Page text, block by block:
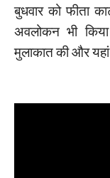
बुधवार को फीता
अवलोकन भी
मुलाकात की और